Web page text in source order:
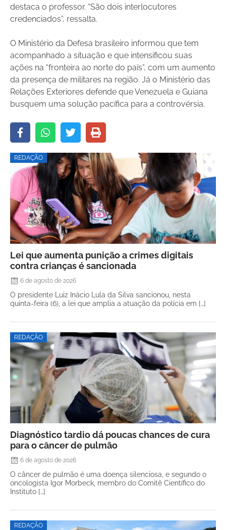
destaca o professor. “São dois interlocutores
credenciados”, ressalta.
O Ministério da Defesa brasileiro informou que tem
acompanhado a situação e que intensificou suas
ações na “fronteira ao norte do país”, com um aumento
da presença de militares na região. Já o Ministério das
Relações Exteriores defende que Venezuela e Guiana
busquem uma solução pacífica para a controvérsia.
REDAÇÃO
Lei que aumenta punição a crimes digitais
contra crianças é sancionada
6 de agosto de 2026
O presidente Luiz Inácio Lula da Silva sancionou, nesta
quinta-feira (6), a lei que amplia a atuação da polícia em […]
REDAÇÃO
Diagnóstico tardio dá poucas chances de cura
para o câncer de pulmão
6 de agosto de 2026
O câncer de pulmão é uma doença silenciosa, e segundo o
oncologista Igor Morbeck, membro do Comitê Científico do
Instituto […]
REDAÇÃO